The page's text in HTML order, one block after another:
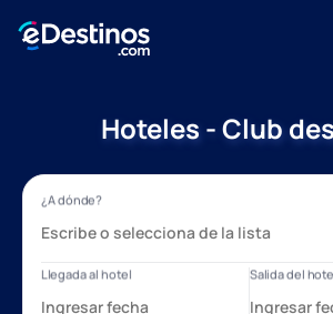
Hoteles - Club